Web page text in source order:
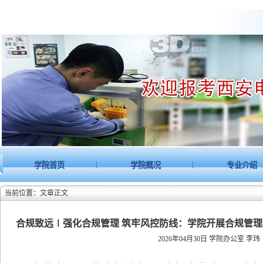
学院首页 学院概况 专业介绍
当前位置：文章正文
合规致远∣强化合规管理 筑牢风控防线：学院开展合规管
2026年04月30日 学院办公室 李玮